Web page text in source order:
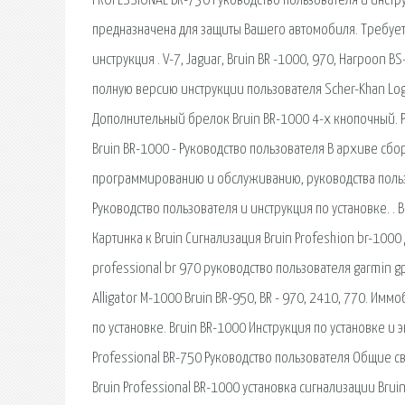
предназначена для защиты Вашего автомобиля.
инструкция . V-7, Jaguar, Bruin BR -1000, 970, Harpoon
полную версию инструкции пользователя Scher-Khan
Дополнительный брелок Bruin BR-1000 4-х кнопочный.
Bruin BR-1000 - Руководство пользователя В архиве
программированию и обслуживанию, руководства
Руководство пользователя и инструкция по установке.
Картинка к Bruin Сигнализация Bruin Profeshion br-
professional br 970 руководство пользователя garmin
Alligator M-1000 Bruin BR-950, BR - 970, 2410, 770.
по установке. Bruin BR-1000 Инструкция по установке
Professional BR-750 Руководство пользователя Общие
Bruin Professional BR-1000 установка сигнализации